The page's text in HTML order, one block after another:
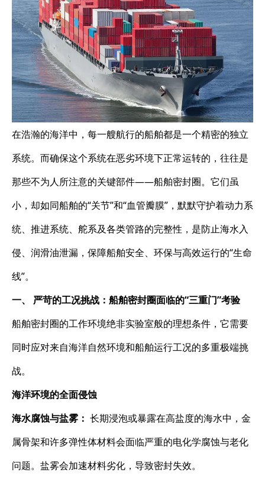
在浩瀚的海洋中，每一艘航行的船舶都是一个精密的独立
系统。而确保这个系统在恶劣环境下正常运转的，往往是
那些不为人所注意的关键部件——船舶密封圈。它们虽
小，却如同船舶的“关节”和“血管瓣膜”，默默守护着动力系
统、推进系统、舵系及各类管路的完整性，是防止海水入
侵、润滑油泄漏，保障船舶安全、环保与高效运行的“生命
线”。
一、 严苛的工况挑战：船舶密封圈面临的“三重门”考验
船舶密封圈的工作环境绝非实验室般的理想条件，它需要
同时应对来自海洋自然环境和船舶运行工况的多重极端挑
战。
海洋环境的全面侵蚀
海水腐蚀与盐雾：​ ​ 长期浸泡或暴露在高盐度的海水中，金
属骨架和许多弹性体材料会面临严重的电化学腐蚀与老化
问题。盐雾会加速材料劣化，导致密封失效。